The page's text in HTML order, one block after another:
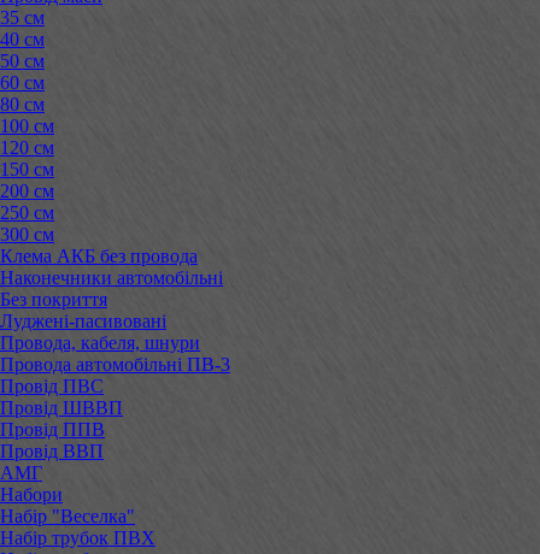
35 см
40 см
50 см
60 см
80 см
100 см
120 см
150 см
200 см
250 см
300 см
Клема АКБ без провода
Наконечники автомобільні
Без покриття
Луджені-пасивовані
Провода, кабеля, шнури
Провода автомобільні ПВ-3
Провід ПВС
Провід ШВВП
Провід ППВ
Провід ВВП
АМГ
Набори
Набір "Веселка"
Набір трубок ПВХ